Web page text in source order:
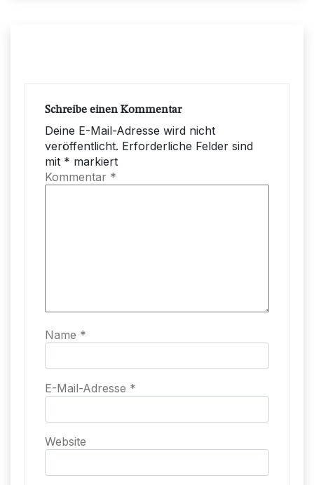
Schreibe einen Kommentar
Deine E-Mail-Adresse wird nicht
veröffentlicht. Erforderliche Felder sind
mit * markiert
Kommentar *
Name *
E-Mail-Adresse *
Website